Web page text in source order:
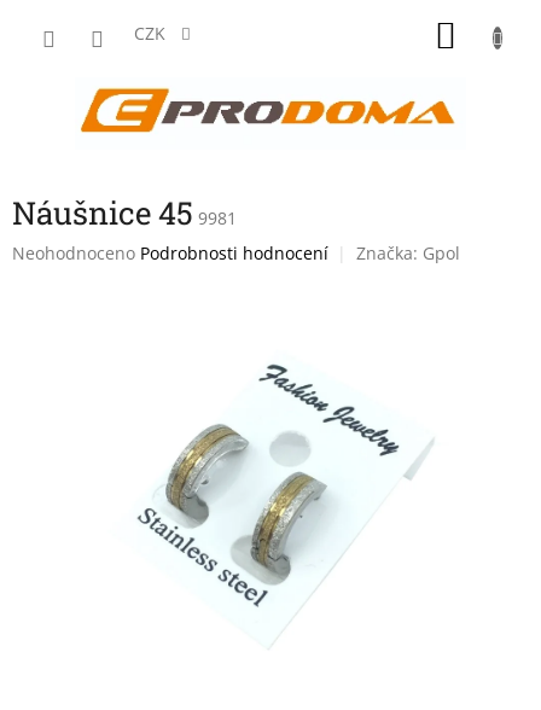
CZK
Náušnice 45 9981
Průměrné
Neohodnoceno Podrobnosti hodnocení Značka: Gpol